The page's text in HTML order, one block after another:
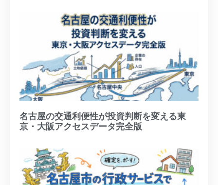
名古屋の交通利便性が投資判断を変える東
京・大阪アクセスデータ完全版